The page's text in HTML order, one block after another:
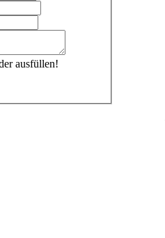
ausfüllen!